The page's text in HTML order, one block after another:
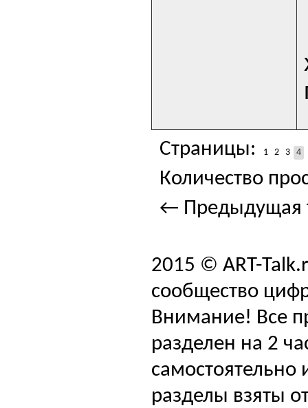
Страницы: 1 2 3 4
Количество
← Предыдущая
2015 © ART-
сообщество
Внимание! Все
разделен на 2
самостоятельно
разделы взяты